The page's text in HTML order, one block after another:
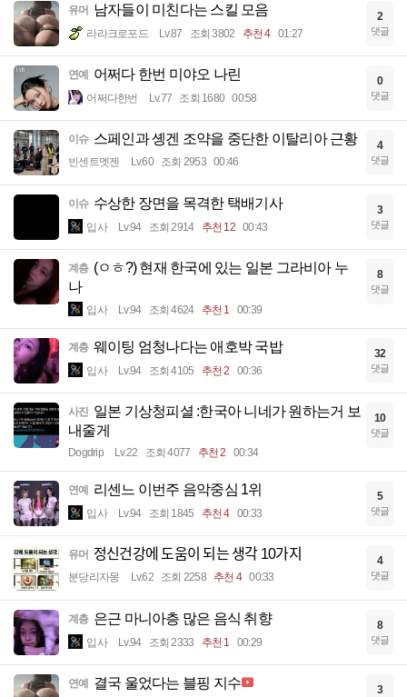
유머 남자들이 미친다는 스킬 모음
라라크로포드 Lv.87 조회 3802 추천 4 01:27
2
댓글
연예 어쩌다 한번 미야오 나린
어쩌다한번 Lv.77 조회 1680 00:58
0
댓글
이슈 스페인과 솅겐 조약을 중단한 이탈리아 근황
빈센트멧젠 Lv.60 조회 2953 00:46
4
댓글
이슈 수상한 장면을 목격한 택배기사
입사 Lv.94 조회 2914 추천 12 00:43
3
댓글
계층 (ㅇㅎ?) 현재 한국에 있는 일본 그라비아 누
나
입사 Lv.94 조회 4624 추천 1 00:39
8
댓글
계층 웨이팅 엄청나다는 애호박 국밥
입사 Lv.94 조회 4105 추천 2 00:36
32
댓글
사진 일본 기상청피셜 :한국아 니네가 원하는거 보
내줄게
Dogdrip Lv.22 조회 4077 추천 2 00:34
10
댓글
연예 리센느 이번주 음악중심 1위
입사 Lv.94 조회 1845 추천 4 00:33
5
댓글
유머 정신건강에 도움이 되는 생각 10가지
분당리자몽 Lv.62 조회 2258 추천 4 00:33
4
댓글
계층 은근 마니아층 많은 음식 취향
입사 Lv.94 조회 2333 추천 1 00:29
8
댓글
연예 결국 울었다는 블핑 지수 3